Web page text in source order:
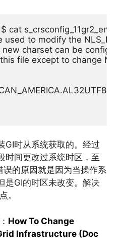
cat
used to modify the
charset can be
file except to change
GI时从系统获取的。经过
时间更改过系统时区，至
的原因就是因为当操作系
是GI的时区未改变。解决
。
How To Change
Infrastructure (Doc